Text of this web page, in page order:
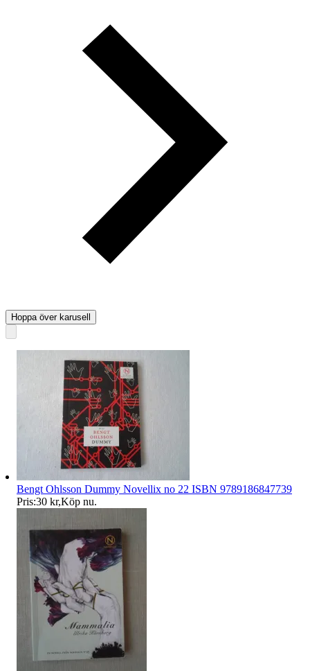
Hoppa över karusell
Bengt Ohlsson Dummy Novellix no 22 ISBN 9789186847739
Pris:30 kr,Köp nu.